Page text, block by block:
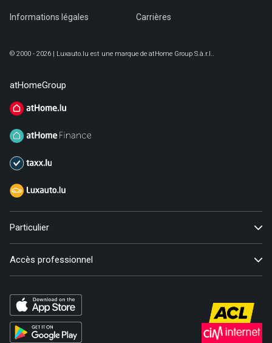
Informations légales Carrières
© 2000 - 2026 | Luxauto.lu est une marque de atHome Group S.à.r.l..
atHomeGroup
Particulier
Accès professionnel